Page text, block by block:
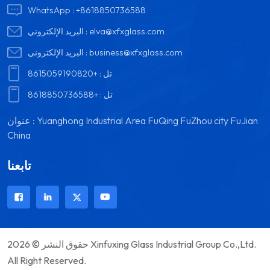
WhatsApp :+8618850736588
البريد الإلكتروني : elva@xfxglass.com
البريد الإلكتروني :business@xfxglass.com
تل : +8615059190820
تل : +8618850736588
عنوان : Yuanghong Industrial Area FuQing FuZhou city FuJian
China
تابعنا
حقوق النشر © 2026 Xinfuxing Glass Industrial Group Co.,Ltd.
All Right Reserved.